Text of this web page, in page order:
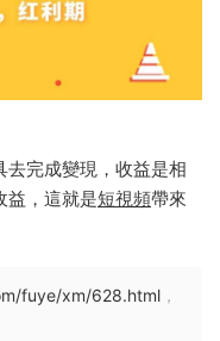
去完成變現，收益是相
益，這就是短視頻帶來
fuye/xm/628.html ，